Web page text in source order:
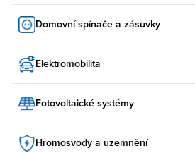
Domovní spínače a zásuvky
Elektromobilita
Fotovoltaické systémy
Hromosvody a uzemnění